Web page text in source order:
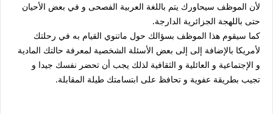
لأن الموظف سيحاورك يتم باللغة العربية الفصحى و في بعض الأحيان
حتى باللهجة الجزائرية الدارجة.
كما سيقوم هذا الموظف بسؤالك حول ماتنوي القيام به في رحلتك
لأمريكا بالإضافة إلى إلى بعض الأسئلة الشخصية لمعرفة حالتك المادية
و الإجتماعية و العائلية و الثقافية لذلك يجب أن تحضر نفسك جيدا و
تجيب بطريقة عفوية و تحافظ على ابتسامتك طيلة المقابلة.